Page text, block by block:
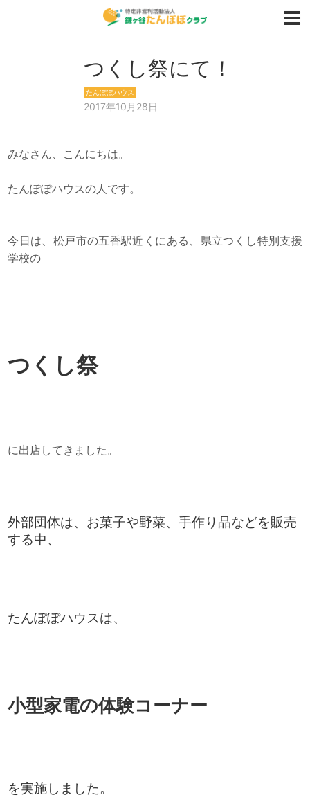
つくし祭にて！
たんぽぽハウス
2017年10月28日
みなさん、こんにちは。
たんぽぽハウスの人です。
今日は、松戸市の五香駅近くにある、県立つくし特別支援
学校の
つくし祭
に出店してきました。
外部団体は、お菓子や野菜、手作り品などを販売
する中、
たんぽぽハウスは、
小型家電の体験コーナー
を実施しました。